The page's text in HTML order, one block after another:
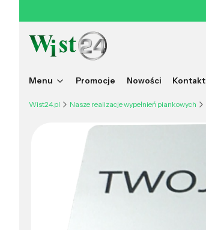
Menu Promocje Nowości Kontakt
Wist24.pl Nasze realizacje wypełnień piankowych